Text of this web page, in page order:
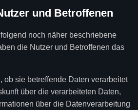
und Betroffenen
noch näher beschriebene
die Nutzer und Betroffenen das
ob sie betreffende Daten verarbeitet
über die verarbeiteten Daten,
über die Datenverarbeitung